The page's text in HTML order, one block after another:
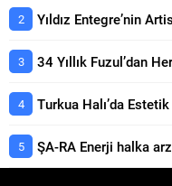
Yıldız Entegre’nin
34 Yıllık Fuzul’dan
Turkua Halı’da
ŞA-RA Enerji halka